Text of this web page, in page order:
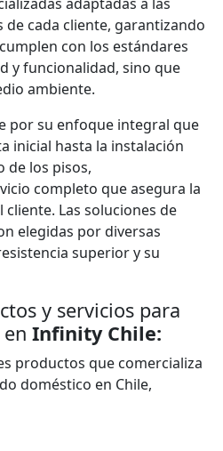
de cada cliente, garantizando
con los estándares
y funcionalidad, sino que
ambiente.
por su enfoque integral que
inicial hasta la instalación
de los pisos,
completo que asegura la
Las soluciones de
elegidas por diversas
superior y su
y servicios para
Infinity Chile:
productos que comercializa
doméstico en Chile,